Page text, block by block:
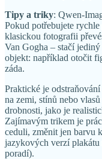
Tipy a triky: Qwen-
Pokud potřebujete
klasickou fotografii
Van Gogha – stačí
objekt: například otočit
záda.
Praktické je
na zemi, stínů nebo
drobnosti, jako je
Zajímavým trikem je
ceduli, změnit jen barvu
jazykových verzí plakátu
poradí).